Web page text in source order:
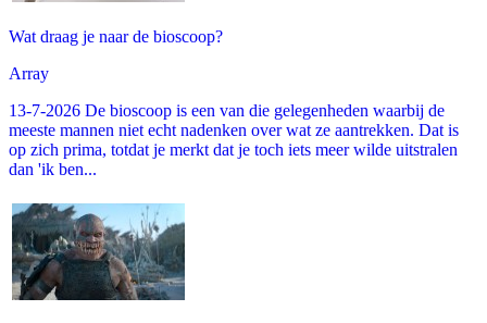
Wat draag je naar de bioscoop?
Array
13-7-2026 De bioscoop is een van die gelegenheden waarbij de
meeste mannen niet echt nadenken over wat ze aantrekken. Dat is
op zich prima, totdat je merkt dat je toch iets meer wilde uitstralen
dan 'ik ben...